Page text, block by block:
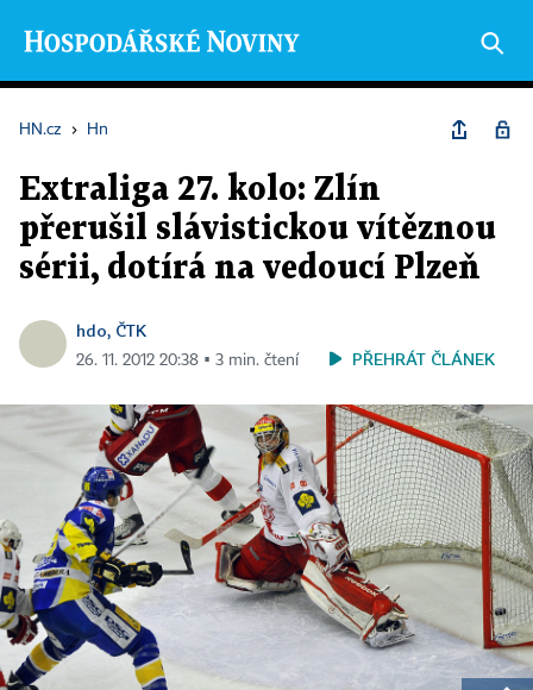
HN.cz › Hn
Extraliga 27. kolo: Zlín
přerušil slávistickou vítěznou
sérii, dotírá na vedoucí Plzeň
hdo, ČTK
26. 11. 2012 20:38 ▪ 3 min. čtení PŘEHRÁT ČLÁNEK